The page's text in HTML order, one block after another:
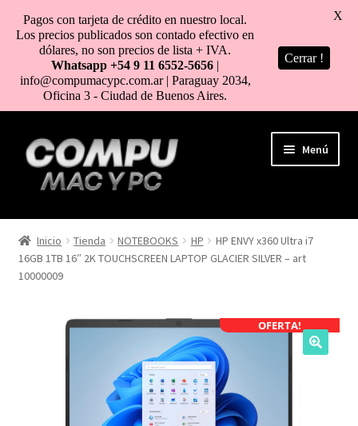
al
contenido
Menú
HOME
TIENDA
Inicio Tienda NOTEBOOKS HP
HP ENVY x360 Ultra i7
16GB 1TB 16″ 2K TOUCHSCREEN LAPTOP GLACIER SILVER – art
10000009
OFERTA!
Pagos con tarjeta de crédito en nuestro local.
Los precios publicados son contado efectivo en
dólares, no son precios de lista + IVA.
Whatsapp +54 9 11 6552-5656 |
info@compumacypc.com.ar | Paraguay 2034,
Oficina 3 - Ciudad de Buenos Aires.
Cerrar !
X